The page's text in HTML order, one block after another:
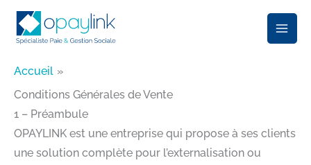
Aller
contenu
Accueil
Conditions Générales de Vente
1 – Préambule​
OPAYLINK est une entreprise qui propose à ses clients
une solution complète pour l’externalisation ou